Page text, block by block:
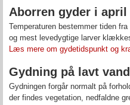
Aborren gyder i april
Temperaturen bestemmer tiden
og mest levedygtige larver
Læs mere om gydetidspunkt og
Gydning på lavt
Gydningen forgår normalt på
der findes vegetation, nedfaldne